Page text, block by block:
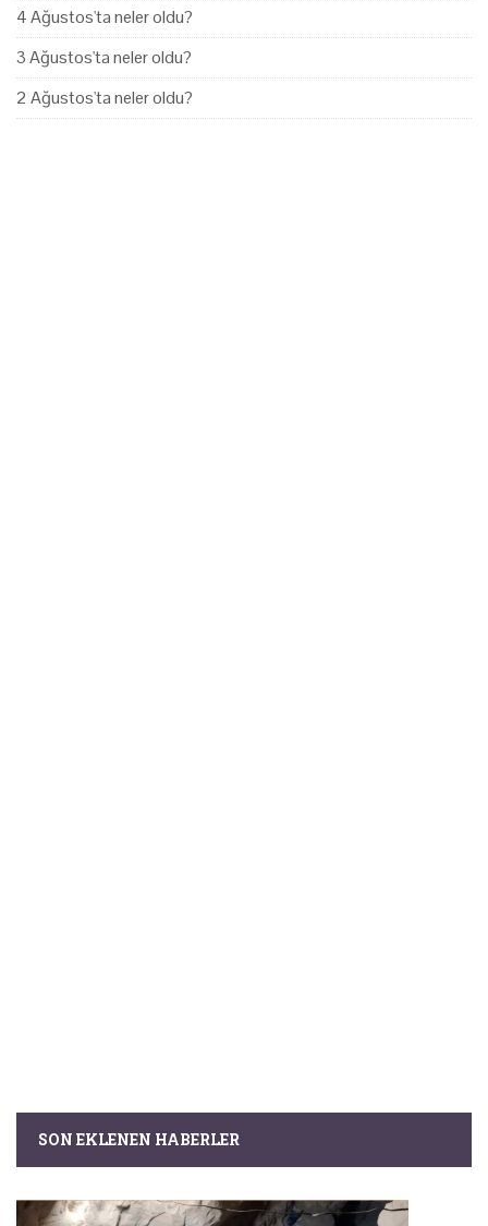
4 Ağustos'ta neler oldu?
3 Ağustos'ta neler oldu?
2 Ağustos'ta neler oldu?
SON EKLENEN HABERLER